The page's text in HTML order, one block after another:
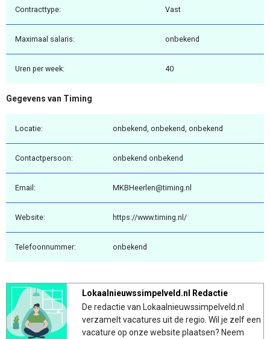
Contracttype: Vast
Maximaal salaris: onbekend
Uren per week: 40
Gegevens van Timing
Locatie: onbekend, onbekend, onbekend
Contactpersoon: onbekend onbekend
Email: MKBHeerlen@timing.nl
Website: https://www.timing.nl/
Telefoonnummer: onbekend
Lokaalnieuwssimpelveld.nl Redactie
De redactie van Lokaalnieuwssimpelveld.nl
verzamelt vacatures uit de regio. Wil je zelf een
vacature op onze website plaatsen? Neem